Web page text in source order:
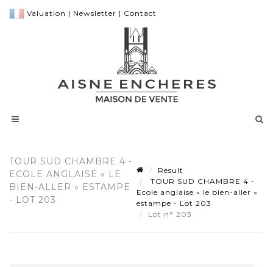
Valuation | Newsletter | Contact
TOUR SUD CHAMBRE 4 -
ECOLE ANGLAISE « LE
BIEN-ALLER » ESTAMPE
- LOT 203
Result
TOUR SUD CHAMBRE 4 -
Ecole anglaise « le bien-aller »
estampe - Lot 203
Lot n° 203